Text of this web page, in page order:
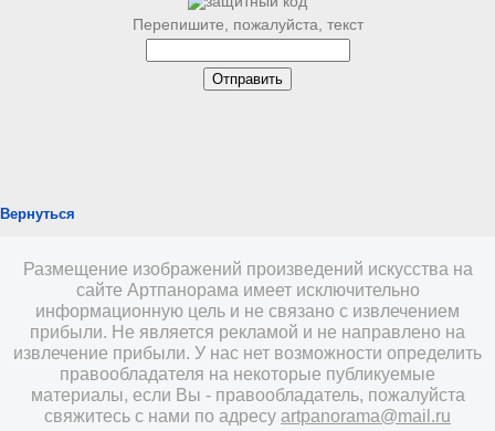
Перепишите, пожалуйста, текст
Вернуться
Размещение изображений произведений искусства на
сайте Артпанорама имеет исключительно
информационную цель и не связано с извлечением
прибыли. Не является рекламой и не направлено на
извлечение прибыли. У нас нет возможности определить
правообладателя на некоторые публикуемые
материалы, если Вы - правообладатель, пожалуйста
свяжитесь с нами по адресу artpanorama@mail.ru